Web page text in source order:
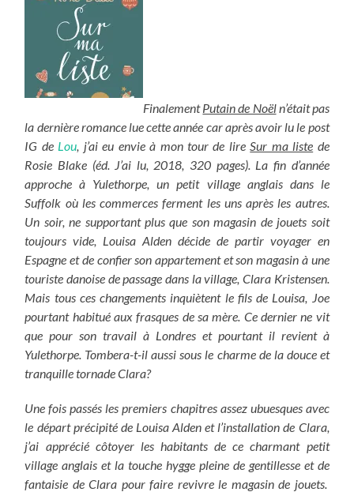
FinalementPutain de Noëln’était pas
la dernière romance lue cette année car après avoir lu le post
IG deLou, j’ai eu envie à mon tour de lireSur ma liste de
Rosie Blake (éd. J’ai lu, 2018, 320 pages). La fin d’année
approche à Yulethorpe, un petit village anglais dans le
Suffolk où les commerces ferment les uns après les autres.
Un soir, ne supportant plus que son magasin de jouets soit
toujours vide, Louisa Alden décide de partir voyager en
Espagne et de confier son appartement et son magasin à une
touriste danoise de passage dans la village, Clara Kristensen.
Mais tous ces changements inquiètent le fils de Louisa, Joe
pourtant habitué aux frasques de sa mère. Ce dernier ne vit
que pour son travail à Londres et pourtant il revient à
Yulethorpe. Tombera-t-il aussi sous le charme de la douce et
tranquille tornade Clara?
Une fois passés les premiers chapitres assez ubuesques avec
le départ précipité de Louisa Alden et l’installation de Clara,
j’ai apprécié côtoyer les habitants de ce charmant petit
village anglais et la touche hygge pleine de gentillesse et de
fantaisie de Clara pour faire revivre le magasin de jouets.